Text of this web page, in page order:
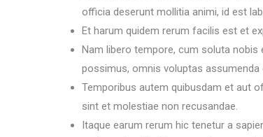
officia deserunt mollitia animi, id est
Et harum quidem rerum facilis est et
Nam libero tempore, cum soluta
possimus, omnis voluptas
Temporibus autem quibusdam et aut
sint et molestiae non recusandae.
Itaque earum rerum hic tenetur a